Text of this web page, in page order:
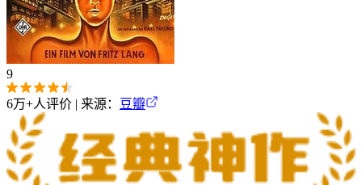
9
6万+人评价 | 来源： 豆瓣